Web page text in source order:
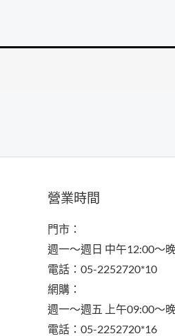
營業時間
門市：
週一～週日 中午12:00～
電話：05-2252720*10
網購：
週一～週五 上午09:00～
電話：05-2252720*16